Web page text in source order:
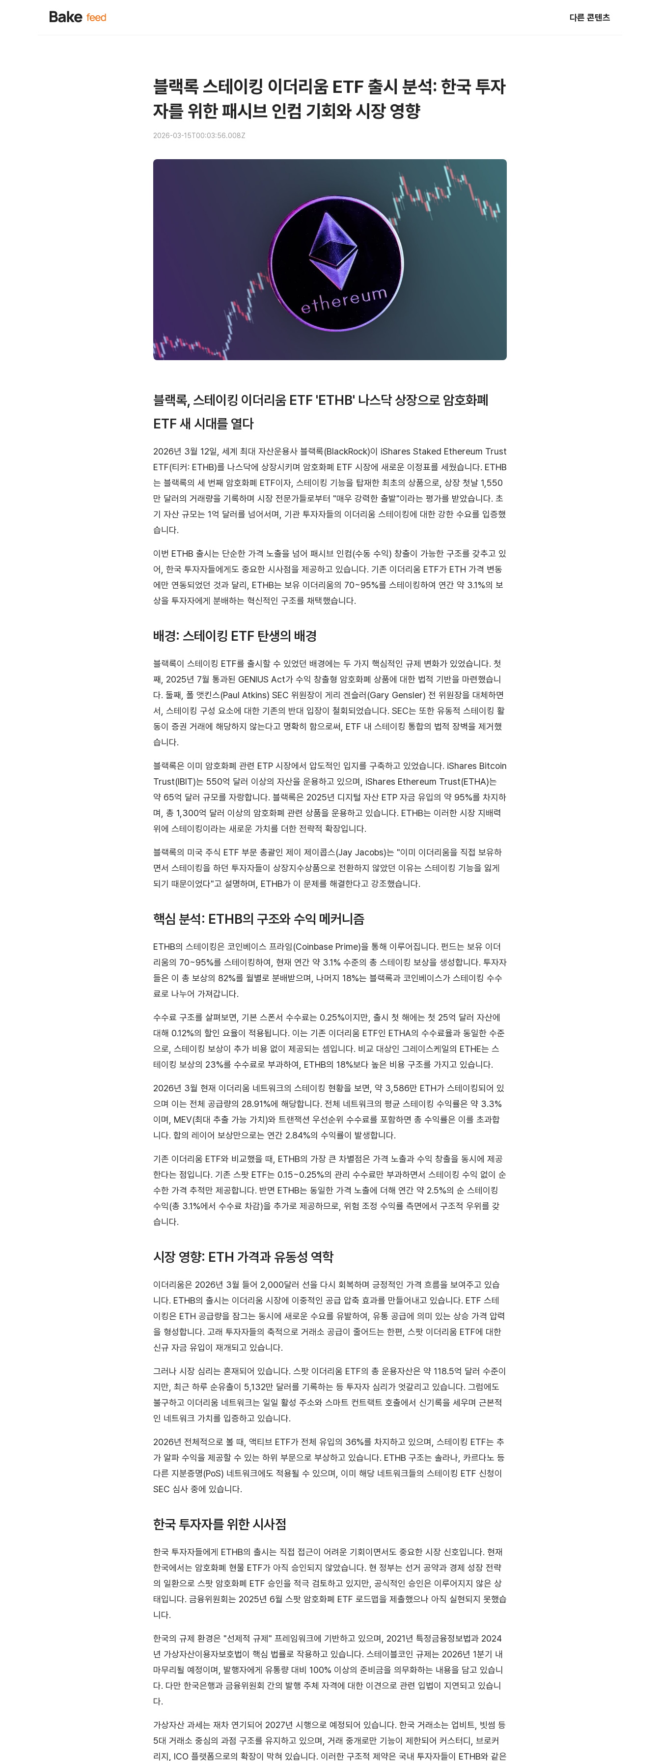
다른 콘텐츠
블랙록 스테이킹 이더리움 ETF 출시 분석: 한국 투자
자를 위한 패시브 인컴 기회와 시장 영향
2026-03-15T00:03:56.008Z
블랙록, 스테이킹 이더리움 ETF 'ETHB' 나스닥 상장으로 암호화폐
ETF 새 시대를 열다
2026년 3월 12일, 세계 최대 자산운용사 블랙록(BlackRock)이 iShares Staked Ethereum Trust
ETF(티커: ETHB)를 나스닥에 상장시키며 암호화폐 ETF 시장에 새로운 이정표를 세웠습니다. ETHB
는 블랙록의 세 번째 암호화폐 ETF이자, 스테이킹 기능을 탑재한 최초의 상품으로, 상장 첫날 1,550
만 달러의 거래량을 기록하며 시장 전문가들로부터 "매우 강력한 출발"이라는 평가를 받았습니다. 초
기 자산 규모는 1억 달러를 넘어서며, 기관 투자자들의 이더리움 스테이킹에 대한 강한 수요를 입증했
습니다.
이번 ETHB 출시는 단순한 가격 노출을 넘어 패시브 인컴(수동 수익) 창출이 가능한 구조를 갖추고 있
어, 한국 투자자들에게도 중요한 시사점을 제공하고 있습니다. 기존 이더리움 ETF가 ETH 가격 변동
에만 연동되었던 것과 달리, ETHB는 보유 이더리움의 70~95%를 스테이킹하여 연간 약 3.1%의 보
상을 투자자에게 분배하는 혁신적인 구조를 채택했습니다.
배경: 스테이킹 ETF 탄생의 배경
블랙록이 스테이킹 ETF를 출시할 수 있었던 배경에는 두 가지 핵심적인 규제 변화가 있었습니다. 첫
째, 2025년 7월 통과된 GENIUS Act가 수익 창출형 암호화폐 상품에 대한 법적 기반을 마련했습니
다. 둘째, 폴 앳킨스(Paul Atkins) SEC 위원장이 게리 겐슬러(Gary Gensler) 전 위원장을 대체하면
서, 스테이킹 구성 요소에 대한 기존의 반대 입장이 철회되었습니다. SEC는 또한 유동적 스테이킹 활
동이 증권 거래에 해당하지 않는다고 명확히 함으로써, ETF 내 스테이킹 통합의 법적 장벽을 제거했
습니다.
블랙록은 이미 암호화폐 관련 ETP 시장에서 압도적인 입지를 구축하고 있었습니다. iShares Bitcoin
Trust(IBIT)는 550억 달러 이상의 자산을 운용하고 있으며, iShares Ethereum Trust(ETHA)는
약 65억 달러 규모를 자랑합니다. 블랙록은 2025년 디지털 자산 ETP 자금 유입의 약 95%를 차지하
며, 총 1,300억 달러 이상의 암호화폐 관련 상품을 운용하고 있습니다. ETHB는 이러한 시장 지배력
위에 스테이킹이라는 새로운 가치를 더한 전략적 확장입니다.
블랙록의 미국 주식 ETF 부문 총괄인 제이 제이콥스(Jay Jacobs)는 "이미 이더리움을 직접 보유하
면서 스테이킹을 하던 투자자들이 상장지수상품으로 전환하지 않았던 이유는 스테이킹 기능을 잃게
되기 때문이었다"고 설명하며, ETHB가 이 문제를 해결한다고 강조했습니다.
핵심 분석: ETHB의 구조와 수익 메커니즘
ETHB의 스테이킹은 코인베이스 프라임(Coinbase Prime)을 통해 이루어집니다. 펀드는 보유 이더
리움의 70~95%를 스테이킹하여, 현재 연간 약 3.1% 수준의 총 스테이킹 보상을 생성합니다. 투자자
들은 이 총 보상의 82%를 월별로 분배받으며, 나머지 18%는 블랙록과 코인베이스가 스테이킹 수수
료로 나누어 가져갑니다.
수수료 구조를 살펴보면, 기본 스폰서 수수료는 0.25%이지만, 출시 첫 해에는 첫 25억 달러 자산에
대해 0.12%의 할인 요율이 적용됩니다. 이는 기존 이더리움 ETF인 ETHA의 수수료율과 동일한 수준
으로, 스테이킹 보상이 추가 비용 없이 제공되는 셈입니다. 비교 대상인 그레이스케일의 ETHE는 스
테이킹 보상의 23%를 수수료로 부과하여, ETHB의 18%보다 높은 비용 구조를 가지고 있습니다.
2026년 3월 현재 이더리움 네트워크의 스테이킹 현황을 보면, 약 3,586만 ETH가 스테이킹되어 있
으며 이는 전체 공급량의 28.91%에 해당합니다. 전체 네트워크의 평균 스테이킹 수익률은 약 3.3%
이며, MEV(최대 추출 가능 가치)와 트랜잭션 우선순위 수수료를 포함하면 총 수익률은 이를 초과합
니다. 합의 레이어 보상만으로는 연간 2.84%의 수익률이 발생합니다.
기존 이더리움 ETF와 비교했을 때, ETHB의 가장 큰 차별점은 가격 노출과 수익 창출을 동시에 제공
한다는 점입니다. 기존 스팟 ETF는 0.15~0.25%의 관리 수수료만 부과하면서 스테이킹 수익 없이 순
수한 가격 추적만 제공합니다. 반면 ETHB는 동일한 가격 노출에 더해 연간 약 2.5%의 순 스테이킹
수익(총 3.1%에서 수수료 차감)을 추가로 제공하므로, 위험 조정 수익률 측면에서 구조적 우위를 갖
습니다.
시장 영향: ETH 가격과 유동성 역학
이더리움은 2026년 3월 들어 2,000달러 선을 다시 회복하며 긍정적인 가격 흐름을 보여주고 있습
니다. ETHB의 출시는 이더리움 시장에 이중적인 공급 압축 효과를 만들어내고 있습니다. ETF 스테
이킹은 ETH 공급량을 잠그는 동시에 새로운 수요를 유발하여, 유통 공급에 의미 있는 상승 가격 압력
을 형성합니다. 고래 투자자들의 축적으로 거래소 공급이 줄어드는 한편, 스팟 이더리움 ETF에 대한
신규 자금 유입이 재개되고 있습니다.
그러나 시장 심리는 혼재되어 있습니다. 스팟 이더리움 ETF의 총 운용자산은 약 118.5억 달러 수준이
지만, 최근 하루 순유출이 5,132만 달러를 기록하는 등 투자자 심리가 엇갈리고 있습니다. 그럼에도
불구하고 이더리움 네트워크는 일일 활성 주소와 스마트 컨트랙트 호출에서 신기록을 세우며 근본적
인 네트워크 가치를 입증하고 있습니다.
2026년 전체적으로 볼 때, 액티브 ETF가 전체 유입의 36%를 차지하고 있으며, 스테이킹 ETF는 추
가 알파 수익을 제공할 수 있는 하위 부문으로 부상하고 있습니다. ETHB 구조는 솔라나, 카르다노 등
다른 지분증명(PoS) 네트워크에도 적용될 수 있으며, 이미 해당 네트워크들의 스테이킹 ETF 신청이
SEC 심사 중에 있습니다.
한국 투자자를 위한 시사점
한국 투자자들에게 ETHB의 출시는 직접 접근이 어려운 기회이면서도 중요한 시장 신호입니다. 현재
한국에서는 암호화폐 현물 ETF가 아직 승인되지 않았습니다. 현 정부는 선거 공약과 경제 성장 전략
의 일환으로 스팟 암호화폐 ETF 승인을 적극 검토하고 있지만, 공식적인 승인은 이루어지지 않은 상
태입니다. 금융위원회는 2025년 6월 스팟 암호화폐 ETF 로드맵을 제출했으나 아직 실현되지 못했습
니다.
한국의 규제 환경은 "선제적 규제" 프레임워크에 기반하고 있으며, 2021년 특정금융정보법과 2024
년 가상자산이용자보호법이 핵심 법률로 작용하고 있습니다. 스테이블코인 규제는 2026년 1분기 내
마무리될 예정이며, 발행자에게 유통량 대비 100% 이상의 준비금을 의무화하는 내용을 담고 있습니
다. 다만 한국은행과 금융위원회 간의 발행 주체 자격에 대한 이견으로 관련 입법이 지연되고 있습니
다.
가상자산 과세는 재차 연기되어 2027년 시행으로 예정되어 있습니다. 한국 거래소는 업비트, 빗썸 등
5대 거래소 중심의 과점 구조를 유지하고 있으며, 거래 중개로만 기능이 제한되어 커스터디, 브로커
리지, ICO 플랫폼으로의 확장이 막혀 있습니다. 이러한 구조적 제약은 국내 투자자들이 ETHB와 같은